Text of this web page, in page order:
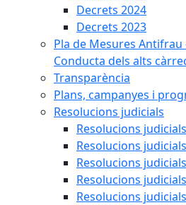
Decrets 2024
Decrets 2023
Pla de Mesures Antifrau
Conducta dels alts
Transparència
Plans, campanyes i
Resolucions judicials
Resolucions
Resolucions
Resolucions
Resolucions
Resolucions